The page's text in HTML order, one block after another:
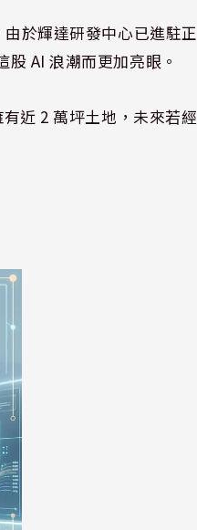
於輝達研發中心已進駐正
AI 浪潮而更加亮眼。
近 2 萬坪土地，未來若經